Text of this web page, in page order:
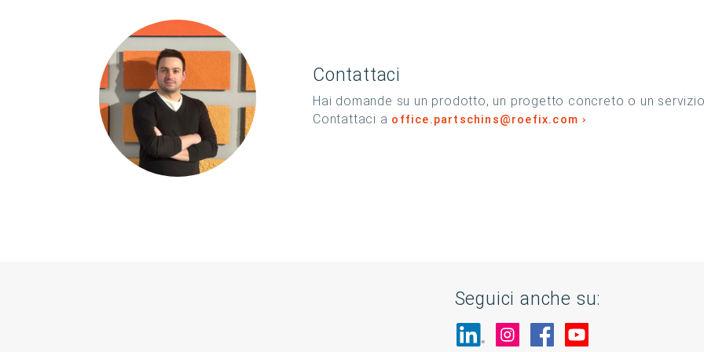
Contattaci
Hai domande su un prodotto, un progetto concreto o un
Contattaci a office.partschins@roefix.com
Seguici anche su:
Visita il nostro sito su LinkedIn
Visita il nostro sito su
Visita il nostro sito su